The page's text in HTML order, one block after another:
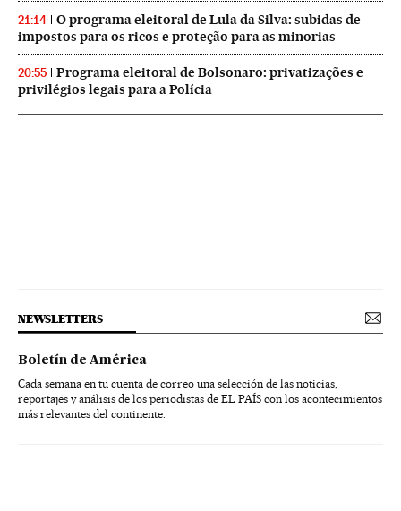
21:14
O programa eleitoral de Lula da Silva: subidas de
impostos para os ricos e proteção para as minorias
20:55
Programa eleitoral de Bolsonaro: privatizações e
privilégios legais para a Polícia
NEWSLETTERS
Boletín de América
Cada semana en tu cuenta de correo una selección de las noticias,
reportajes y análisis de los periodistas de EL PAÍS con los acontecimientos
más relevantes del continente.